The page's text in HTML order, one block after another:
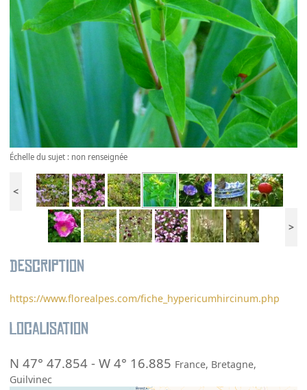
Échelle du sujet : non renseignée
<
>
Description
https://www.florealpes.com/fiche_hypericumhircinum.php
Localisation
N 47° 47.854 -W 4° 16.885 France, Bretagne,
Guilvinec